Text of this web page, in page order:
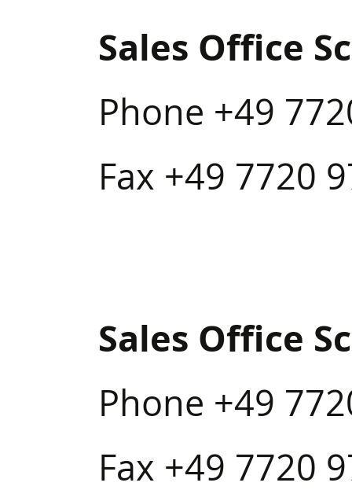
Sales Office
Phone +49
Fax +49 7720
Sales Office
Phone +49
Fax +49 7720